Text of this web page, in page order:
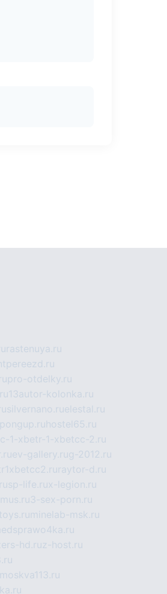
rastenuya.ru
pro-otdelky.ru
13autor-kolonka.ru
silvernano.ruelestal.ru
pongup.ru hostel65.ru
1-xbetr-1-xbetcc-2.ru
ev-gallery.rug-2012.ru
raytor-d.ru
sp-life.rux-legion.ru
3-sex-porn.ru
minelab-msk.ru
hd.ruz-host.ru